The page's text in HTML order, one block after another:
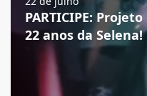
PARTICIPE:
22 anos da Selena!